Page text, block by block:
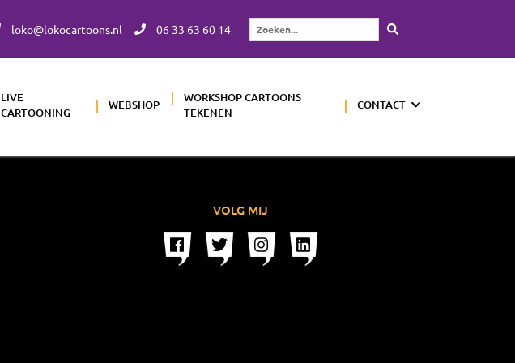
loko@lokocartoons.nl 06 33 63 60 14
Zoeken...
LIVE
CARTOONING
WEBSHOP
WORKSHOP CARTOONS
TEKENEN
CONTACT
VOLG MIJ